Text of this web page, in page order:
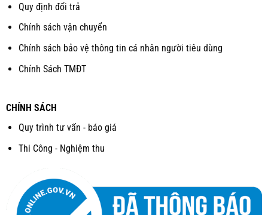
Quy định đổi trả
Chính sách vận chuyển
Chính sách bảo vệ thông tin cá nhân người tiêu dùng
Chính Sách TMĐT
CHÍNH SÁCH
Quy trình tư vấn - báo giá
Thi Công - Nghiệm thu